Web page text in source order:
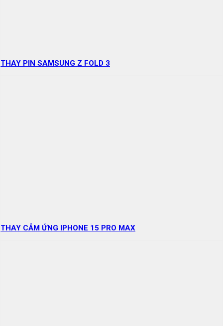
THAY PIN SAMSUNG Z FOLD 3
THAY CẢM ỨNG IPHONE 15 PRO MAX